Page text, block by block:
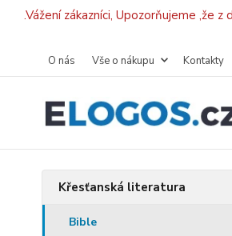
.Vážení zákazníci, Upozorňujeme ,že
O nás Vše o nákupu Kontakty
Křesťanská literatura
Bible